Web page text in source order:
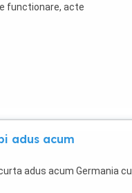
functionare, acte
adus acum
adus acum Germania cu